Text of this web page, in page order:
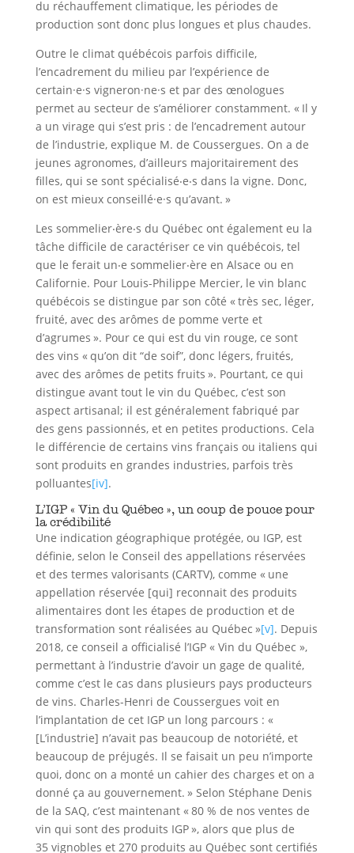
du réchauffement climatique, les périodes de
production sont donc plus longues et plus chaudes.
Outre le climat québécois parfois difficile,
l’encadrement du milieu par l’expérience de
certain·e·s vigneron·ne·s et par des œnologues
permet au secteur de s’améliorer constamment. « Il y
a un virage qui s’est pris : de l’encadrement autour
de l’industrie, explique M. de Coussergues. On a de
jeunes agronomes, d’ailleurs majoritairement des
filles, qui se sont spécialisé‧e‧s dans la vigne. Donc,
on est mieux conseillé·e·s qu’avant. »
Les sommelier‧ère‧s du Québec ont également eu la
tâche difficile de caractériser ce vin québécois, tel
que le ferait un‧e sommelier‧ère en Alsace ou en
Californie. Pour Louis-Philippe Mercier, le vin blanc
québécois se distingue par son côté « très sec, léger,
fruité, avec des arômes de pomme verte et
d’agrumes ». Pour ce qui est du vin rouge, ce sont
des vins « qu’on dit “de soif”, donc légers, fruités,
avec des arômes de petits fruits ». Pourtant, ce qui
distingue avant tout le vin du Québec, c’est son
aspect artisanal; il est généralement fabriqué par
des gens passionnés, et en petites productions. Cela
le différencie de certains vins français ou italiens qui
sont produits en grandes industries, parfois très
polluantes[iv].
L’IGP « Vin du Québec », un coup de pouce pour
la crédibilité
Une indication géographique protégée, ou IGP, est
définie, selon le Conseil des appellations réservées
et des termes valorisants (CARTV), comme « une
appellation réservée [qui] reconnait des produits
alimentaires dont les étapes de production et de
transformation sont réalisées au Québec »[v]. Depuis
2018, ce conseil a officialisé l’IGP « Vin du Québec »,
permettant à l’industrie d’avoir un gage de qualité,
comme c’est le cas dans plusieurs pays producteurs
de vins. Charles-Henri de Coussergues voit en
l’implantation de cet IGP un long parcours : «
[L’industrie] n’avait pas beaucoup de notoriété, et
beaucoup de préjugés. Il se faisait un peu n’importe
quoi, donc on a monté un cahier des charges et on a
donné ça au gouvernement. » Selon Stéphane Denis
de la SAQ, c’est maintenant « 80 % de nos ventes de
vin qui sont des produits IGP », alors que plus de
35 vignobles et 270 produits au Québec sont certifiés